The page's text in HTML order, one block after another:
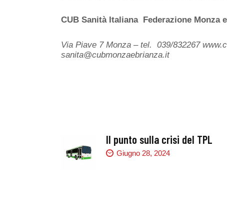
CUB Sanità Italiana Federazione Monza
Via Piave 7 Monza – tel. 039/832267
sanita@cubmonzaebrianza.it
Il punto sulla crisi del TPL
Giugno 28, 2024